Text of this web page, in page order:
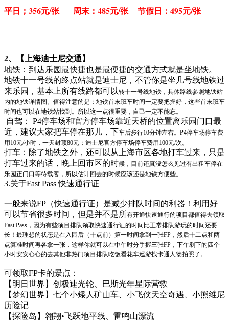
平日；356元/张 周末：485元/张 节假日：495元/张
2、【上海迪士尼交通】
地铁：到达乐园最快捷也是最便捷的交通方式就是坐地铁。
地铁十一号线的终点站就是迪士尼，不管你是坐几号线地铁过
来乐园，基本上所有线路都可以转十一号线地铁，具体路线参照地铁站
内的地铁详情图。值得注意的是：地铁首末班车时间一定要把握好，这些首末班车
时间也可以在地铁站找到。所以这一点很重要，自己一定不能忘。
自驾： P4停车场和官方停车场靠近天桥的位置离乐园门口最
近，建议大家把车停在那儿，下车后步行10分钟左右。P4停车场停车费
用10元/小时，一天封顶80元；迪士尼官方停车场停车费用100元/次。
打车：除了地铁之外，还可以从上海市区各地打车过来，只是
打车过来的话，晚上回市区的时候，目前还真没怎么见过有出租车停在
乐园正门口等待载客，所以估计回去的时候应该还是地铁方便些。
3.关于Fast Pass 快速通行证
一般来说FP（快速通行证）是减少排队时间的利器！利用好
可以节省很多时间，但是并不是所有开通快速通行的项目都值得去领取
Fast Pass，因为有些项目排队领取快速通行证的时间比正常排队游玩的时间还要
长！ 最理想的状态是在入园后（十点前）第一时间拿到一张FP，然后十二点和两
点算准时间再各拿一张，这样你就可以在中午时分手握三张FP，下午剩下的四个
小时安安心心的去其他非热门项目排队吃饭看花车巡游找卡通人物拍照了。
可领取FP卡的景点：
【明日世界】创极速光轮、巴斯光年星际营救
【梦幻世界】七个小矮人矿山车、小飞侠天空奇遇、小熊维尼
历险记
【探险岛】翱翔•飞跃地平线、雷鸣山漂流